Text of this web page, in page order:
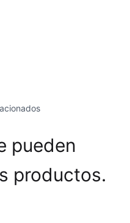
de chapa
- 1200º)
pueden
productos.